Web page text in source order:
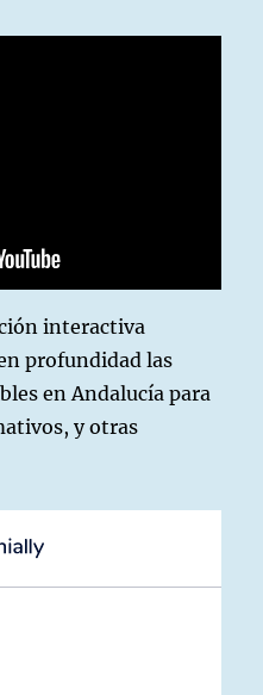
interactiva
profundidad las
en Andalucía para
y otras